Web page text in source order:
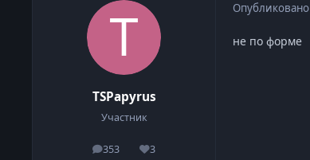
TSPapyrus
Участник
353
сообщения
3
Репутация
Опубликовано
не по форме